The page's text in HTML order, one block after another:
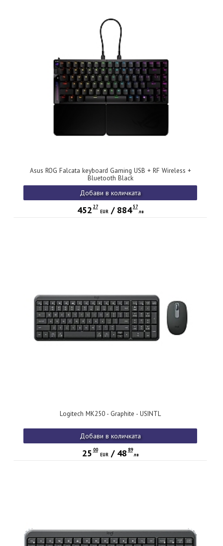
Asus ROG Falcata keyboard Gaming USB + RF Wireless +
Bluetooth Black
Добави в количката
452 27
EUR/ 884 57
лв
Logitech MK250 - Graphite - USINTL
Добави в количката
25 00
EUR/ 48 89
лв